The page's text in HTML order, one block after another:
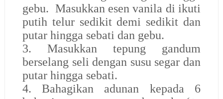
gebu. Masukkan esen vanila di ikuti
putih telur sedikit demi sedikit dan
putar hingga sebati dan gebu.
3. Masukkan tepung gandum
berselang seli dengan susu segar dan
putar hingga sebati.
4. Bahagikan adunan kepada 6